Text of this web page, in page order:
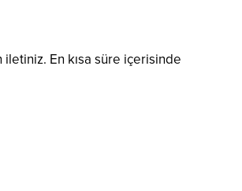
En kısa süre içerisinde